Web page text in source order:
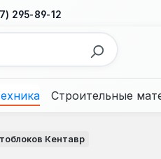
295-89-12
Строительные
Кентавр